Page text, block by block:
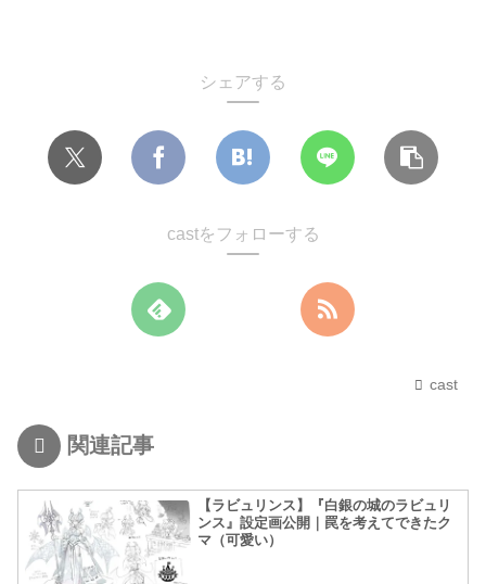
シェアする
castをフォローする
cast
関連記事
【ラビュリンス】『白銀の城のラビュリ
ンス』設定画公開｜罠を考えてできたク
マ（可愛い）